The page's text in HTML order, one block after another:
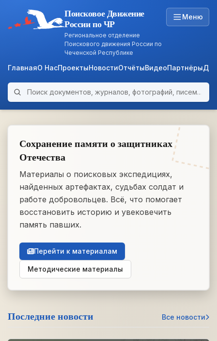
ARCHIVE
Поисковое Движение
России по ЧР
Региональное отделение
Поискового движения России по
Чеченской Республике
Меню
ГлавнаяО НасПроектыНовостиОтчётыВидеоПартнёры
Поиск по архиву
Сохранение памяти о защитниках
Отечества
Материалы о поисковых экспедициях,
найденных артефактах, судьбах солдат и
работе добровольцев. Всё, что помогает
восстановить историю и увековечить
память павших.
Перейти к материалам
Методические материалы
Последние новости Все новости